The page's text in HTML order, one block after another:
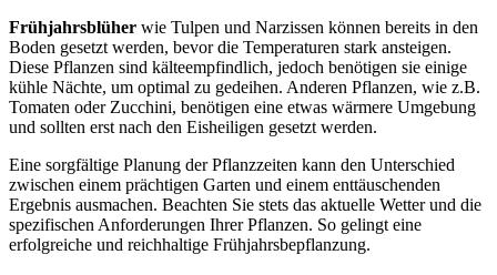
Frühjahrsblüher wie Tulpen und Narzissen können bereits in den
Boden gesetzt werden, bevor die Temperaturen stark ansteigen.
Diese Pflanzen sind kälteempfindlich, jedoch benötigen sie einige
kühle Nächte, um optimal zu gedeihen. Anderen Pflanzen, wie z.B.
Tomaten oder Zucchini, benötigen eine etwas wärmere Umgebung
und sollten erst nach den Eisheiligen gesetzt werden.
Eine sorgfältige Planung der Pflanzzeiten kann den Unterschied
zwischen einem prächtigen Garten und einem enttäuschenden
Ergebnis ausmachen. Beachten Sie stets das aktuelle Wetter und die
spezifischen Anforderungen Ihrer Pflanzen. So gelingt eine
erfolgreiche und reichhaltige Frühjahrsbepflanzung.